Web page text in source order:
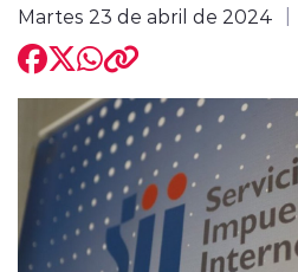
modo claro
Martes 23 de abril de 2024